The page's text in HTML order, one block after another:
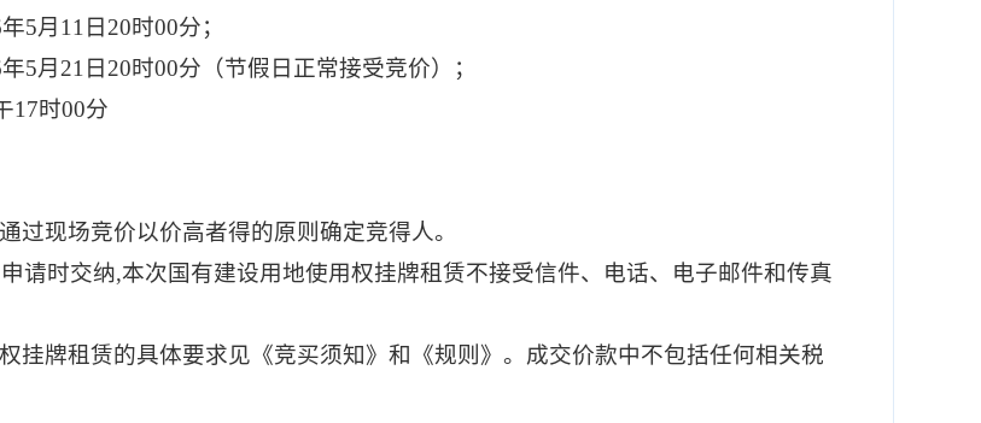
年5月 11 日 20时00分；
年5月 21 日 20时00分（节假日正常接受竞价）；
17时00分
过现场竞价以价高者得的原则确定竞得人。
请时交纳,本次国有建设用地使用权挂牌租赁不接受信件、电话、电子邮件和传真
挂牌租赁的具体要求见《竞买须知》和《规则》。 成交价款中不包括任何相关税